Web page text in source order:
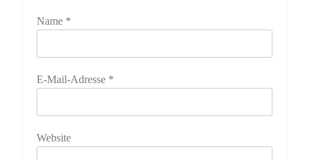
Name *
E-Mail-Adresse *
Website